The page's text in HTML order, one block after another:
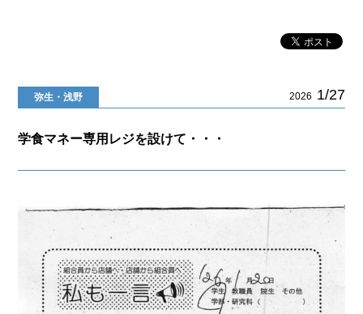
弥生・浅野 2026 1/27
学食マネー専用レジを設けて・・・